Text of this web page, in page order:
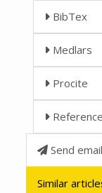
BibTex
Medlars
Procite
Send
Similar